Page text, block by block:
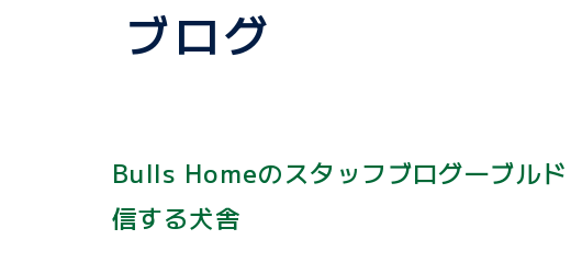
ブログ
Bulls Homeのスタッフブログ―ブルド
信する犬舎